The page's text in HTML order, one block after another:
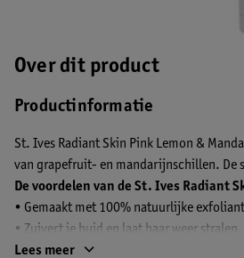
Over dit product
Productinformatie
St. Ives Radiant Skin Pink Lemon &
van grapefruit- en mandarijnschillen. De
De voordelen van de St. Ives Radiant
• Gemaakt met 100% natuurlijke
• Zuivert je huid en laat haar weer stralen
• Vegan
Lees meer